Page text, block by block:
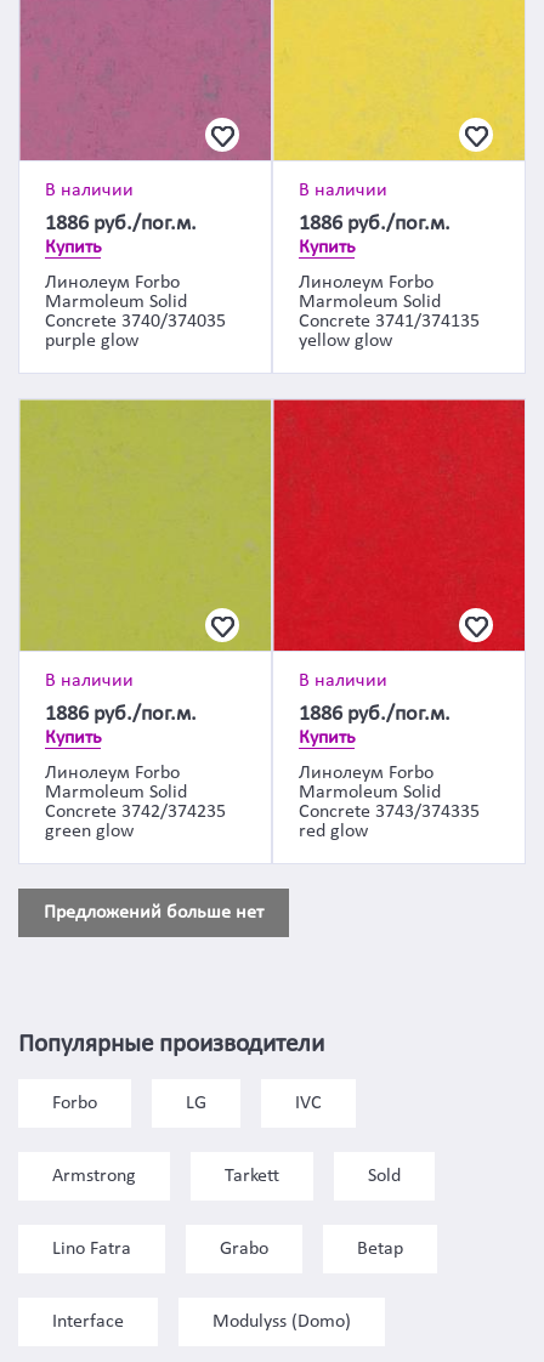
В наличии
1886 руб./пог.м.
Купить
Линолеум Forbo
Marmoleum Solid
Concrete 3740/374035
purple glow
В наличии
1886 руб./пог.м.
Купить
Линолеум Forbo
Marmoleum Solid
Concrete 3741/374135
yellow glow
В наличии
1886 руб./пог.м.
Купить
Линолеум Forbo
Marmoleum Solid
Concrete 3742/374235
green glow
В наличии
1886 руб./пог.м.
Купить
Линолеум Forbo
Marmoleum Solid
Concrete 3743/374335
red glow
Предложений больше нет
Популярные производители
Forbo LG IVC
Armstrong Tarkett Sold
Lino Fatra Grabo Betap
Interface Modulyss (Domo)